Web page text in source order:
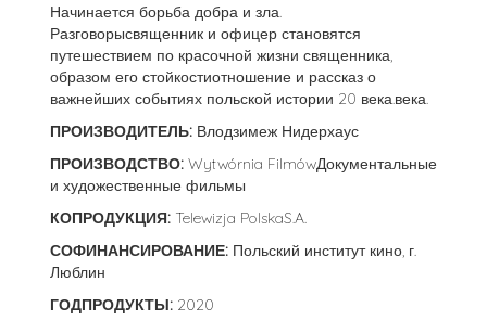
Начинается борьба добра и зла.
Разговорысвященник и офицер становятся
путешествием по красочной жизни священника,
образом его стойкостиотношение и рассказ о
важнейших событиях польской истории 20 века.века.
ПРОИЗВОДИТЕЛЬ: Влодзимеж Нидерхаус
ПРОИЗВОДСТВО: Wytwórnia FilmówДокументальные
и художественные фильмы
КОПРОДУКЦИЯ: Telewizja PolskaS.A.
СОФИНАНСИРОВАНИЕ: Польский институт кино, г.
Люблин
ГОДПРОДУКТЫ: 2020